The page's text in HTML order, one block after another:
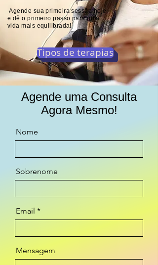
Agende sua primeira sessão hoje
e dê o primeiro passo para uma
vida mais equilibrada!​
Tipos de terapias
Agende uma Consulta
Agora Mesmo!
Nome
Sobrenome
Email
Mensagem